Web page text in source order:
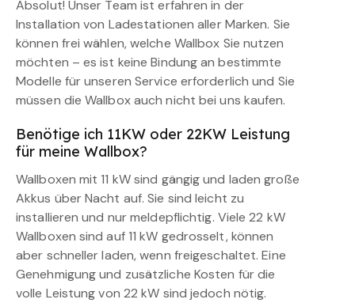
Absolut! Unser Team ist erfahren in der
Installation von Ladestationen aller Marken. Sie
können frei wählen, welche Wallbox Sie nutzen
möchten – es ist keine Bindung an bestimmte
Modelle für unseren Service erforderlich und Sie
müssen die Wallbox auch nicht bei uns kaufen.
Benötige ich 11KW oder 22KW Leistung
für meine Wallbox?
Wallboxen mit 11 kW sind gängig und laden große
Akkus über Nacht auf. Sie sind leicht zu
installieren und nur meldepflichtig. Viele 22 kW
Wallboxen sind auf 11 kW gedrosselt, können
aber schneller laden, wenn freigeschaltet. Eine
Genehmigung und zusätzliche Kosten für die
volle Leistung von 22 kW sind jedoch nötig.